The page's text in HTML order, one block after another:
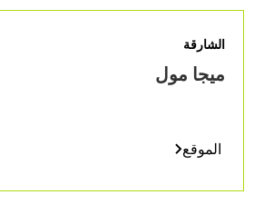
الشارقة
ميجا مول
الموقع